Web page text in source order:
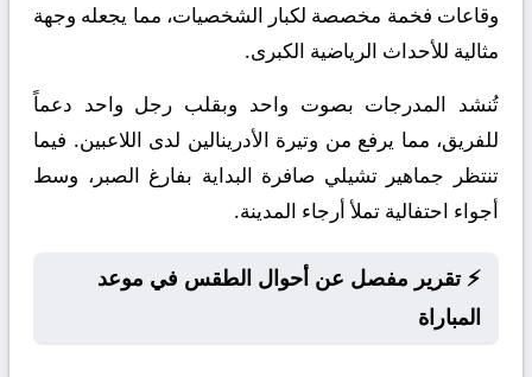
وقاعات فخمة مخصصة لكبار الشخصيات، مما يجعله وجهة
مثالية للأحداث الرياضية الكبرى.
تُنشد المدرجات بصوت واحد وبقلب رجل واحد دعماً
للفريق، مما يرفع من وتيرة الأدرينالين لدى اللاعبين. فيما
تنتظر جماهير تشيلي صافرة البداية بفارغ الصبر، وسط
أجواء احتفالية تملأ أرجاء المدينة.
⚡ تقرير مفصل عن أحوال الطقس في موعد
المباراة